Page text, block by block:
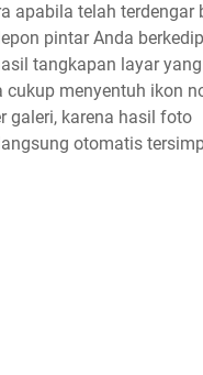
apabila telah terdengar
pintar Anda
tangkapan layar
cukup menyentuh ikon
galeri, karena hasil foto
otomatis